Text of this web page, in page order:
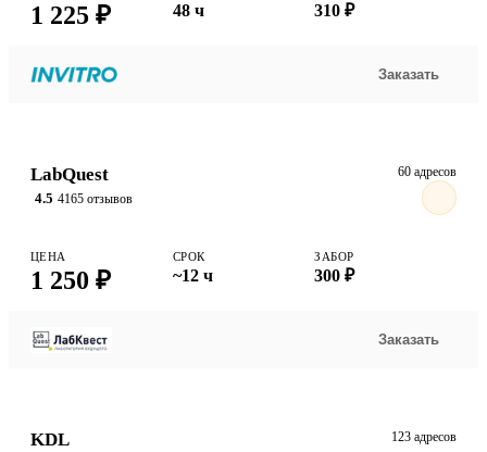
1 225 ₽ 48 ч 310 ₽
Заказать
LabQuest
4.5 4165 отзывов
60 адресов
ЦЕНА
1 250 ₽
СРОК
~12 ч
ЗАБОР
300 ₽
Заказать
KDL 123 адресов